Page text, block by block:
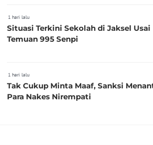
1 hari lalu
Situasi Terkini Sekolah di Jaksel Usai
Temuan 995 Senpi
1 hari lalu
Tak Cukup Minta Maaf, Sanksi
Para Nakes Nirempati